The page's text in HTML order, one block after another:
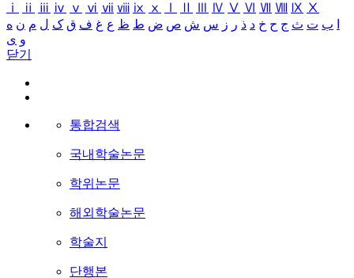
ⅰ
ⅱ ⅲ ⅳ ⅴ ⅵ ⅶ ⅷ ⅸ ⅹ Ⅳ Ⅴ Ⅵ Ⅶ Ⅷ Ⅸ Ⅹ
ب ت ث ج ح خ د ذ ر ز س ش ص ض ط ظ ع غ ف ق ک ل م ن ه
و ی
닫기
통합검색
국내학술논문
학위논문
해외학술논문
학술지
단행본